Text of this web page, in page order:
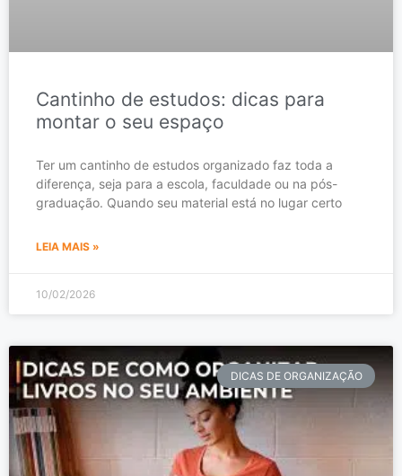
Cantinho de estudos: dicas para
montar o seu espaço
Ter um cantinho de estudos organizado faz toda a
diferença, seja para a escola, faculdade ou na pós-
graduação. Quando seu material está no lugar certo
LEIA MAIS »
10/02/2026
DICAS DE ORGANIZAÇÃO